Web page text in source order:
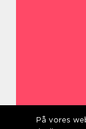
På vores